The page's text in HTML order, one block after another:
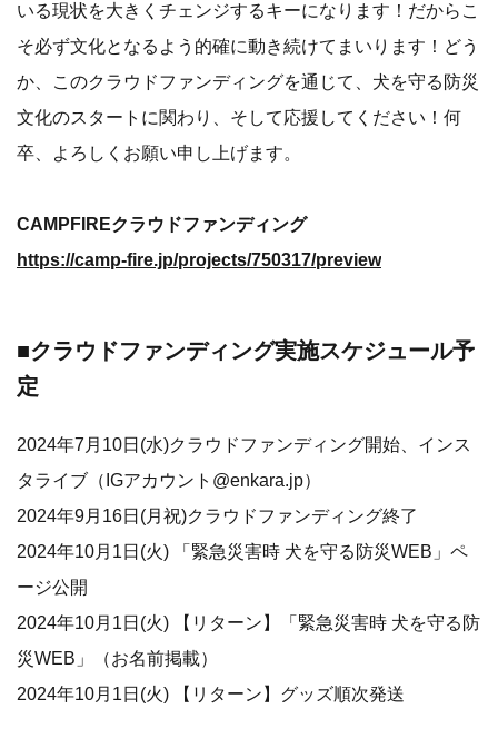
いる現状を大きくチェンジするキーになります！だからこ
そ必ず文化となるよう的確に動き続けてまいります！どう
か、このクラウドファンディングを通じて、犬を守る防災
文化のスタートに関わり、そして応援してください！何
卒、よろしくお願い申し上げます。
CAMPFIREクラウドファンディング
https://camp-fire.jp/projects/750317/preview
■クラウドファンディング実施スケジュール予
定
2024年7月10日(水)クラウドファンディング開始、インス
タライブ（IGアカウント@enkara.jp）
2024年9月16日(月祝)クラウドファンディング終了
2024年10月1日(火) 「緊急災害時 犬を守る防災WEB」ペ
ージ公開
2024年10月1日(火) 【リターン】「緊急災害時 犬を守る防
災WEB」（お名前掲載）
2024年10月1日(火) 【リターン】グッズ順次発送